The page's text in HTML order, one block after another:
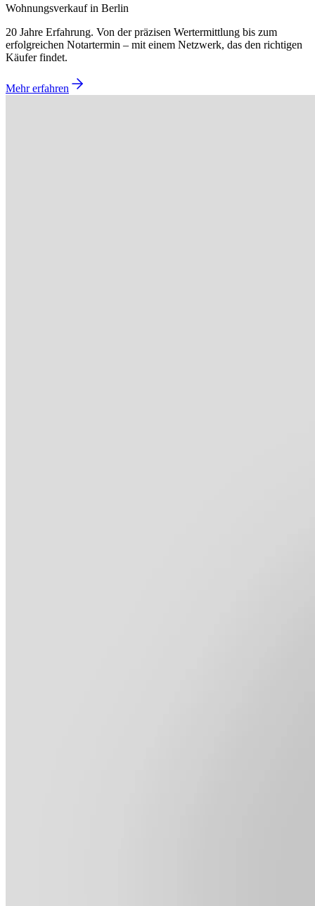
Wohnungsverkauf in Berlin
20 Jahre Erfahrung. Von der präzisen Wertermittlung bis zum
erfolgreichen Notartermin – mit einem Netzwerk, das den richtigen
Käufer findet.
Mehr erfahren